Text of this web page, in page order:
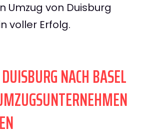
Umzug von Duisburg
voller Erfolg.
NACH BASEL